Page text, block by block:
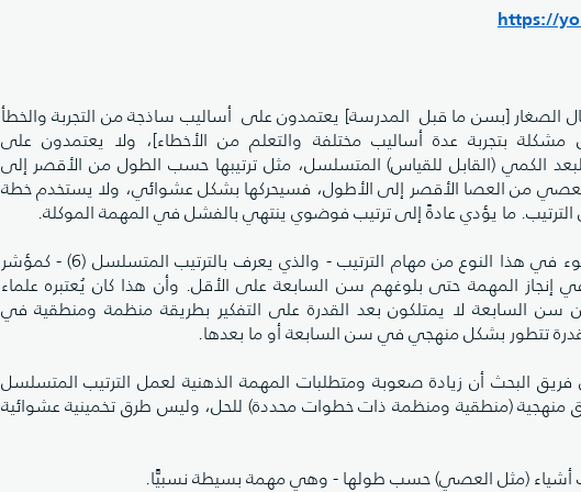
https://
الصغار [بسن ما قبل المدرسة] يعتمدون على أساليب ساذجة من التجربة والخطأ
بتجربة عدة أساليب مختلفة والتعلم من الأخطاء]، ولا يعتمدون على
الكمي (القابل للقياس) المتسلسل، مثل ترتيبها حسب الطول من الأقصر إلى
من العصا الأقصر إلى الأطول، فسيحركها بشكل عشوائي، ولا يستخدم خطة
ما يؤدي عادةً إلى ترتيب فوضوي ينتهي بالفشل في المهمة الموكلة.
فسر علماء النفس سلوك الأطفال الصغار غير الكفوء في هذا النوع من مهام الترتيب - والذي يعرف بالترتيب المتسلسل (6) - كمؤشر
المهمة حتى بلوغهم سن السابعة على الأقل. وأن هذا كان يُعتبره علماء
سن السابعة لا يمتلكون بعد القدرة على التفكير بطريقة منظمة ومنطقية في
تتطور بشكل منهجي في سن السابعة أو ما بعدها.
البحث أن زيادة صعوبة ومتطلبات المهمة الذهنية لعمل الترتيب المتسلسل
(منطقية ومنظمة ذات خطوات محددة) للحل، وليس طرق تخمينية عشوائية
أشياء (مثل العصي) حسب طولها - وهي مهمة بسيطة نسبيًّا.